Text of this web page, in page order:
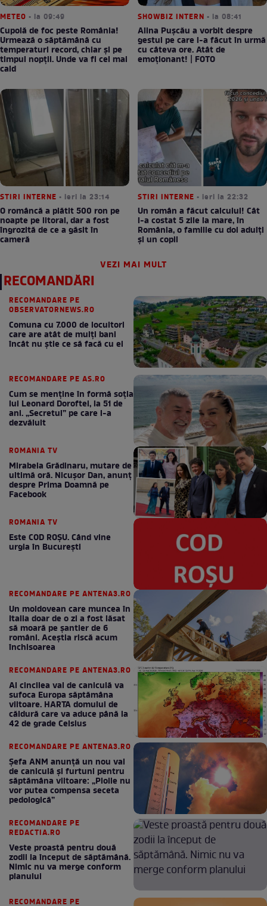
METEO • la 09:49
Cupolă de foc peste România!
Urmează o săptămână cu
temperaturi record, chiar și pe
timpul nopții. Unde va fi cel mai
cald
SHOWBIZ INTERN • la 08:41
Alina Pușcău a vorbit despre
gestul pe care l-a făcut în urmă
cu câteva ore. Atât de
emoționant! | FOTO
STIRI INTERNE • ieri la 23:14
O româncă a plătit 500 ron pe
noapte pe litoral, dar a fost
îngrozită de ce a găsit în
cameră
STIRI INTERNE • ieri la 22:32
Un român a făcut calculul! Cât
l-a costat 5 zile la mare, în
România, o familie cu doi adulți
și un copil
VEZI MAI MULT
RECOMANDĂRI
RECOMANDARE PE
OBSERVATORNEWS.RO
Comuna cu 7.000 de locuitori
care are atât de mulți bani
încât nu știe ce să facă cu ei
RECOMANDARE PE AS.RO
Cum se menţine în formă soţia
lui Leonard Doroftei, la 51 de
ani. „Secretul” pe care l-a
dezvăluit
ROMANIA TV
Mirabela Grădinaru, mutare de
ultimă oră. Nicuşor Dan, anunţ
despre Prima Doamnă pe
Facebook
ROMANIA TV
Este COD ROŞU. Când vine
urgia în Bucureşti
RECOMANDARE PE ANTENA3.RO
Un moldovean care muncea în
Italia doar de o zi a fost lăsat
să moară pe şantier de 6
români. Aceștia riscă acum
închisoarea
RECOMANDARE PE ANTENA3.RO
Al cincilea val de caniculă va
sufoca Europa săptămâna
viitoare. HARTA domului de
căldură care va aduce până la
42 de grade Celsius
RECOMANDARE PE ANTENA3.RO
Șefa ANM anunță un nou val
de caniculă și furtuni pentru
săptămâna viitoare: „Ploile nu
vor putea compensa seceta
pedologică”
RECOMANDARE PE
REDACTIA.RO
Veste proastă pentru două
zodii la început de săptămână.
Nimic nu va merge conform
planului
RECOMANDARE PE